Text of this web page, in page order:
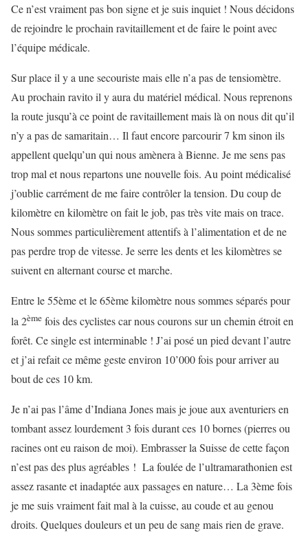
Ce n’est vraiment pas bon signe et je suis inquiet ! Nous décidons
de rejoindre le prochain ravitaillement et de faire le point avec
l’équipe médicale.
Sur place il y a une secouriste mais elle n’a pas de tensiomètre.
Au prochain ravito il y aura du matériel médical. Nous reprenons
la route jusqu’à ce point de ravitaillement mais là on nous dit qu’il
n’y a pas de samaritain… Il faut encore parcourir 7 km sinon ils
appellent quelqu’un qui nous amènera à Bienne. Je me sens pas
trop mal et nous repartons une nouvelle fois. Au point médicalisé
j’oublie carrément de me faire contrôler la tension. Du coup de
kilomètre en kilomètre on fait le job, pas très vite mais on trace.
Nous sommes particulièrement attentifs à l’alimentation et de ne
pas perdre trop de vitesse. Je serre les dents et les kilomètres se
suivent en alternant course et marche.
Entre le 55ème et le 65ème kilomètre nous sommes séparés pour
la 2ème fois des cyclistes car nous courons sur un chemin étroit en
forêt. Ce single est interminable ! J’ai posé un pied devant l’autre
et j’ai refait ce même geste environ 10’000 fois pour arriver au
bout de ces 10 km.
Je n’ai pas l’âme d’Indiana Jones mais je joue aux aventuriers en
tombant assez lourdement 3 fois durant ces 10 bornes (pierres ou
racines ont eu raison de moi). Embrasser la Suisse de cette façon
n’est pas des plus agréables ! La foulée de l’ultramarathonien est
assez rasante et inadaptée aux passages en nature… La 3ème fois
je me suis vraiment fait mal à la cuisse, au coude et au genou
droits. Quelques douleurs et un peu de sang mais rien de grave.